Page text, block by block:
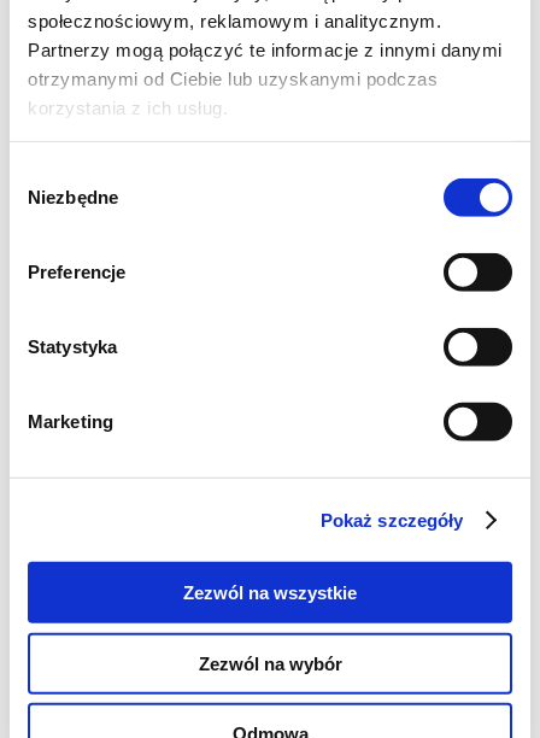
społecznościowym, reklamowym i analitycznym.
Partnerzy mogą połączyć te informacje z innymi danymi
otrzymanymi od Ciebie lub uzyskanymi podczas
korzystania z ich usług.
zgody
Niezbędne
Preferencje
Statystyka
Marketing
Pokaż szczegóły
Zezwól na wszystkie
Zezwól na wybór
Odmowa
1 łyżka soku z cytryny
1/3 szklanki cukru pudru
Jak przygotować babkę
szpinakową?
Wszystkie składniki powinny mieć
temperaturę pokojową. Foremkę posmaruj
olejem, oprósz mąką krupczatką lub bułką
Liście szpinaku umyj na sitku, osącz. Zmiksuj
z olejem na gładką masę.
Jajka wbij do misy miksera, dodaj cukier.
Całość ubijaj na dużych obrotach ( około 7
minut ), na gęstą i puszystą pianę. Masa